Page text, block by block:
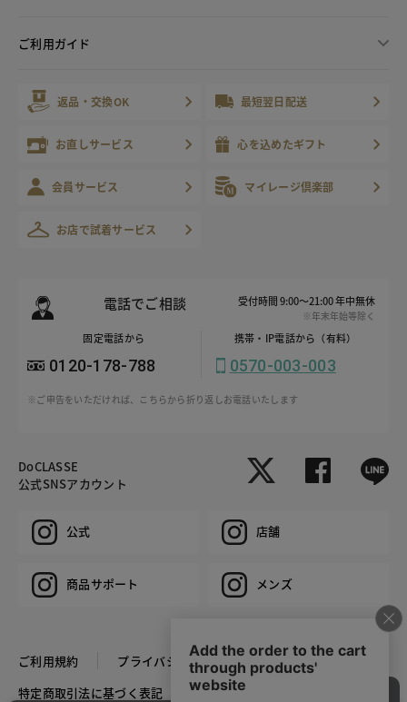
ご利用ガイド
返品・交換OK 最短翌日配送
お直しサービス 心を込めたギフト
会員サービス マイレージ倶楽部
お店で試着サービス
電話でご相談 受付時間 9:00～21:00 年中無休
※年末年始等除く
固定電話から
0120-178-788
携帯・IP電話から（有料）
0570-003-003
※ご申告をいただければ、こちらから折り返しお電話いたします
DoCLASSE
公式SNSアカウント
公式 店舗
商品サポート メンズ
ご利用規約
プライバシーポリシー
特定商取引法に基づく表記
推奨環境